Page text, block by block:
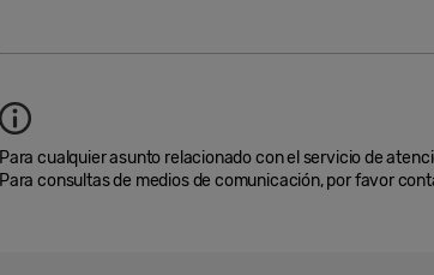
Para cualquier asunto relacionado con el servicio de
Para consultas de medios de comunicación, por favor